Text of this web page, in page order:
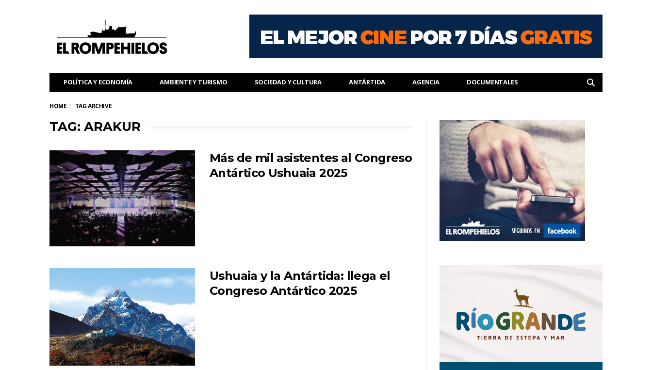
POLÍTICA Y ECONOMÍA AMBIENTE Y TURISMO SOCIEDAD Y CULTURA ANTÁRTIDA AGENCIA DOCUMENTALES
HOME TAG ARCHIVE
TAG: ARAKUR
Más de mil asistentes al Congreso
Antártico Ushuaia 2025
Ushuaia y la Antártida: llega el
Congreso Antártico 2025